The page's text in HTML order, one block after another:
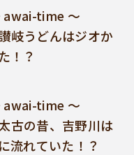
awai-time ～
岐うどんはジオか
！？
awai-time ～
古の昔、吉野川は
流れていた！？